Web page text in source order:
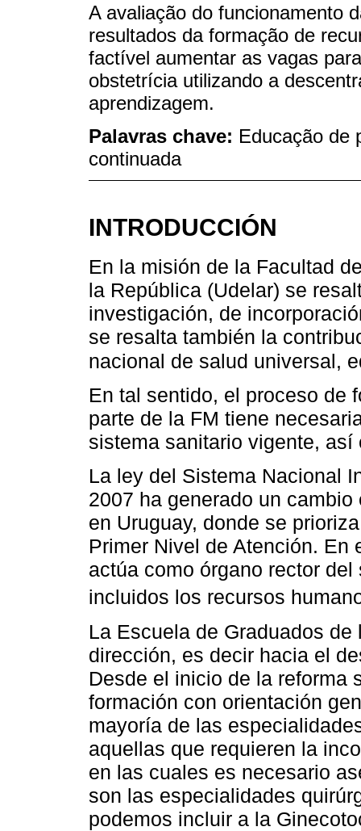
A avaliação do funcionamento
resultados da formação de
factível aumentar as vagas
obstetrícia utilizando a
aprendizagem.
Palavras chave: Educação de
continuada
INTRODUCCIÓN
En la misión de la Facultad
la República (Udelar) se
investigación, de
se resalta también la
nacional de salud universal,
En tal sentido, el proceso de
parte de la FM tiene
sistema sanitario vigente,
La ley del Sistema Nacional
2007 ha generado un
en Uruguay, donde se
Primer Nivel de Atención. En
actúa como órgano rector
incluidos los recursos
La Escuela de Graduados
dirección, es decir hacia el
Desde el inicio de la reforma
formación con orientación
mayoría de las
aquellas que requieren la
en las cuales es necesario
son las especialidades
podemos incluir a la